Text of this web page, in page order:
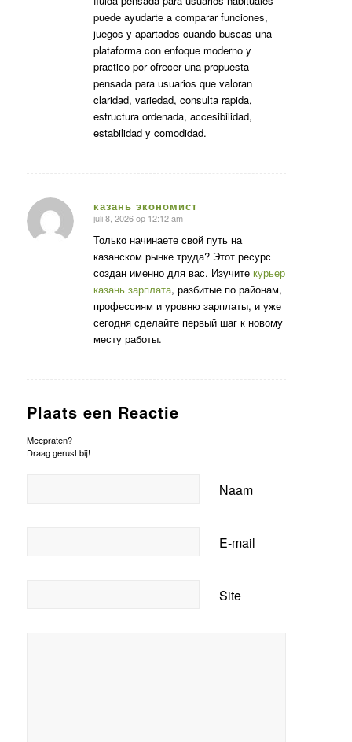
puede ayudarte a comparar funciones,
juegos y apartados cuando buscas una
plataforma con enfoque moderno y
practico por ofrecer una propuesta
pensada para usuarios que valoran
claridad, variedad, consulta rapida,
estructura ordenada, accesibilidad,
estabilidad y comodidad.
казань экономист
zegt:
juli 8, 2026 op 12:12 am
Только начинаете свой путь на
казанском рынке труда? Этот ресурс
создан именно для вас. Изучите курьер
казань зарплата, разбитые по районам,
профессиям и уровню зарплаты, и уже
сегодня сделайте первый шаг к новому
месту работы.
Plaats een Reactie
Meepraten?
Draag gerust bij!
Naam
E-mail
Site